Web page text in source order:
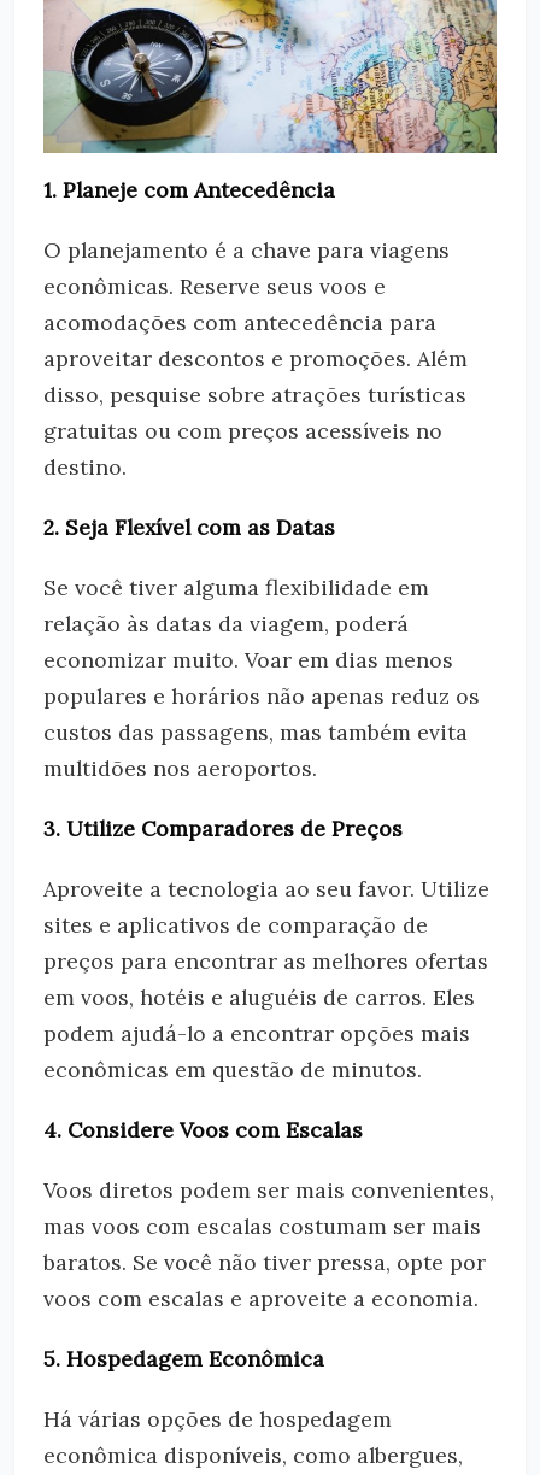
1. Planeje com Antecedência
O planejamento é a chave para viagens
econômicas. Reserve seus voos e
acomodações com antecedência para
aproveitar descontos e promoções. Além
disso, pesquise sobre atrações turísticas
gratuitas ou com preços acessíveis no
destino.
2. Seja Flexível com as Datas
Se você tiver alguma flexibilidade em
relação às datas da viagem, poderá
economizar muito. Voar em dias menos
populares e horários não apenas reduz os
custos das passagens, mas também evita
multidões nos aeroportos.
3. Utilize Comparadores de Preços
Aproveite a tecnologia ao seu favor. Utilize
sites e aplicativos de comparação de
preços para encontrar as melhores ofertas
em voos, hotéis e aluguéis de carros. Eles
podem ajudá-lo a encontrar opções mais
econômicas em questão de minutos.
4. Considere Voos com Escalas
Voos diretos podem ser mais convenientes,
mas voos com escalas costumam ser mais
baratos. Se você não tiver pressa, opte por
voos com escalas e aproveite a economia.
5. Hospedagem Econômica
Há várias opções de hospedagem
econômica disponíveis, como albergues,